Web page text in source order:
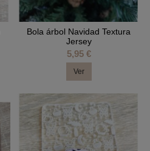
Bola árbol Navidad Textura
Jersey
5,95 €
Ver